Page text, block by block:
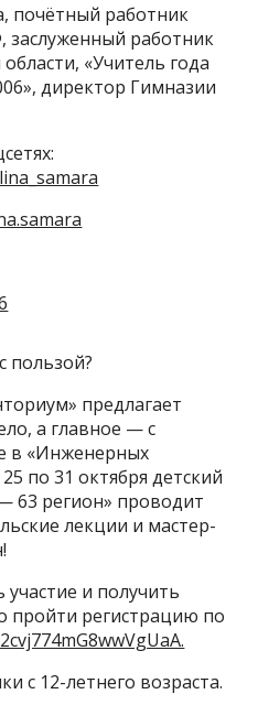
почётный работник
заслуженный работник
«Учитель года
директор Гимназии
пользой?
предлагает
а главное — с
в «Инженерных
по 31 октября детский
63 регион» проводит
лекции и мастер-
и получить
пройти регистрацию по
с 12-летнего возраста.